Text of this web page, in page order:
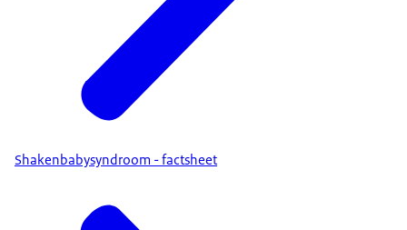
Shakenbabysyndroom - factsheet